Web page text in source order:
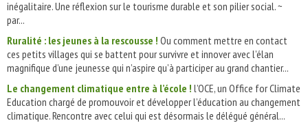
inégalitaire. Une réflexion sur le tourisme durable et son pilier social. ~
par...
Ruralité : les jeunes à la rescousse ! Ou comment mettre en contact
ces petits villages qui se battent pour survivre et innover avec l’élan
magnifique d’une jeunesse qui n’aspire qu’à participer au grand chantier...
Le changement climatique entre à l’école ! l’OCE, un Office for Climate
Education chargé de promouvoir et développer l’éducation au changement
climatique. Rencontre avec celui qui est désormais le délégué général...